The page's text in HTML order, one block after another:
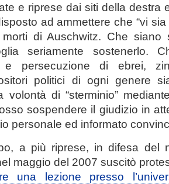
e riprese dai siti della destra
ad ammettere che “vi
di Auschwitz. Che siano
seriamente sostenerlo.
e persecuzione di ebrei,
politici di ogni genere
volontà di “sterminio”
sospendere il giudizio in
personale ed informato
a più riprese, in difesa del
maggio del 2007 suscitò
una lezione presso